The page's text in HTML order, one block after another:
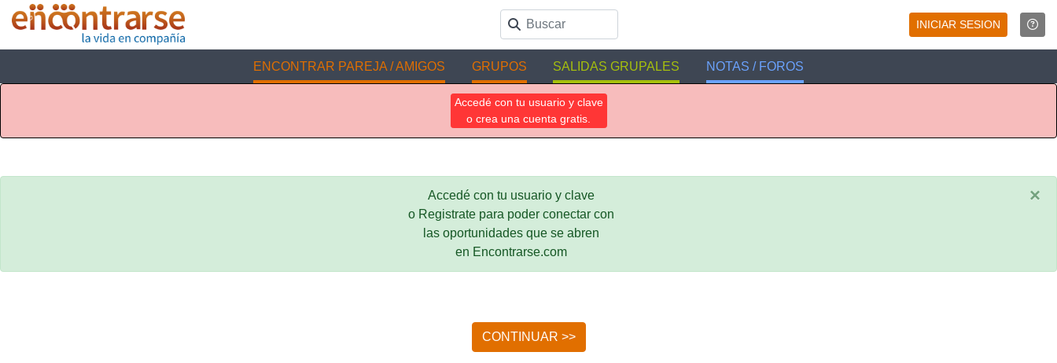
INICIAR SESION
ENCONTRAR PAREJA / AMIGOS GRUPOS SALIDAS GRUPALES NOTAS / FOROS
Accedé con tu usuario y clave
o crea una cuenta gratis.
Accedé con tu usuario y clave
o Registrate para poder conectar con
las oportunidades que se abren
en Encontrarse.com
×
CONTINUAR >>